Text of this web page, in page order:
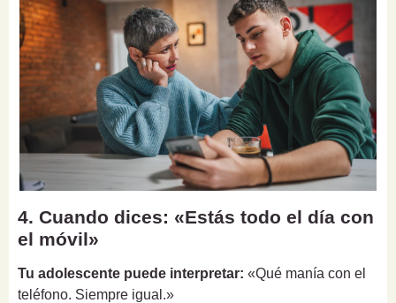
4. Cuando dices: «Estás todo el día con
el móvil»
Tu adolescente puede interpretar: «Qué manía con el
teléfono. Siempre igual.»